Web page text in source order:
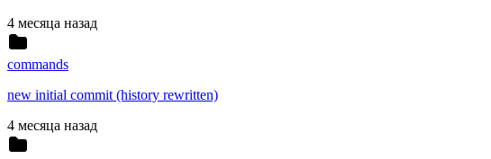
4 месяца назад
commands
new initial commit (history rewritten)
4 месяца назад